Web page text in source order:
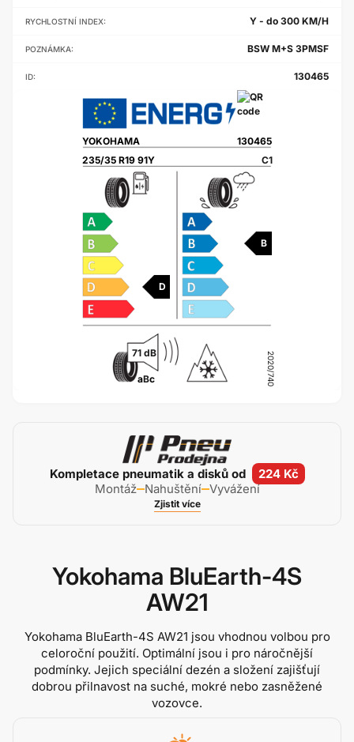
RYCHLOSTNÍ INDEX: Y - do 300 KM/H
POZNÁMKA: BSW M+S 3PMSF
ID: 130465
235/35 R19 91Y
YOKOHAMA 130465
D
B
71 dB
C1
2020/740
aBc
Kompletace pneumatik a disků od
224 Kč
Montáž Nahuštění Vyvážení
Zjistit více
Yokohama BluEarth-4S
AW21
Yokohama BluEarth-4S AW21 jsou vhodnou volbou pro
celoroční použití. Optimální jsou i pro náročnější
podmínky. Jejich speciální dezén a složení zajišťují
dobrou přilnavost na suché, mokré nebo zasněžené
vozovce.